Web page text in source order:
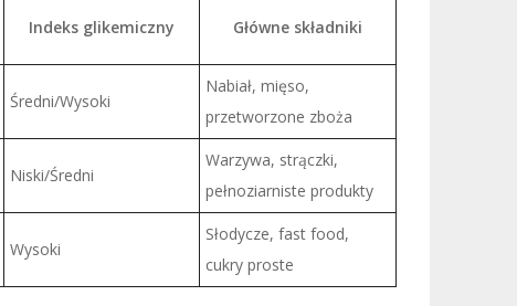
Indeks glikemiczny Główne składniki
Średni/Wysoki
Nabiał, mięso,
przetworzone zboża
Niski/Średni
Warzywa, strączki,
pełnoziarniste produkty
Wysoki
Słodycze, fast food,
cukry proste